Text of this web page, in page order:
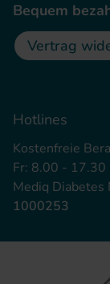
Bequem
Vertrag
Hotlines
Kostenfreie
Fr: 8.00 - 17.30
Mediq
1000253